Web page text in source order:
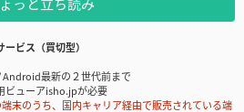
ビス（買切型）
Android最新の２世代前まで
ビューアisho.jpが必要
のうち、国内キャリア経由で販売されている端